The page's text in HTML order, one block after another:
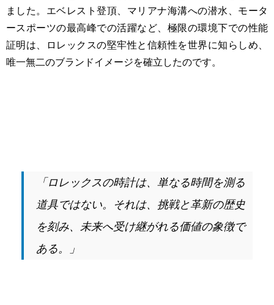
ました。エベレスト登頂、マリアナ海溝への潜水、モータ
ースポーツの最高峰での活躍など、極限の環境下での性能
証明は、ロレックスの堅牢性と信頼性を世界に知らしめ、
唯一無二のブランドイメージを確立したのです。
「ロレックスの時計は、単なる時間を測る
道具ではない。それは、挑戦と革新の歴史
を刻み、未来へ受け継がれる価値の象徴で
ある。」